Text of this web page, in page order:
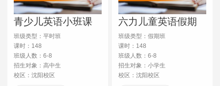
青少儿英语小班课
程
班级类型：平时班
课时：148
班级人数：6-8
招生对象：高中生
校区：沈阳校区
六力儿童英语假期
小班课程
班级类型：假期班
课时：148
班级人数：6-8
招生对象：小学生
校区：沈阳校区